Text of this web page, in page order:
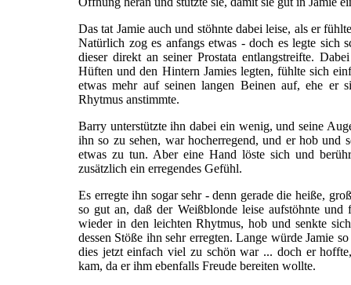
Das tat Jamie auch und stöhnte dabei leise, als er
Natürlich zog es anfangs etwas - doch es legte sich
dieser direkt an seiner Prostata entlangstreifte.
Hüften und den Hintern Jamies legten, fühlte sich
etwas mehr auf seinen langen Beinen auf, ehe er
Rhytmus anstimmte.
Barry unterstützte ihn dabei ein wenig, und seine
ihn so zu sehen, war hocherregend, und er hob und
etwas zu tun. Aber eine Hand löste sich und
zusätzlich ein erregendes Gefühl.
Es erregte ihn sogar sehr - denn gerade die heiße,
so gut an, daß der Weißblonde leise aufstöhnte
wieder in den leichten Rhytmus, hob und senkte
dessen Stöße ihn sehr erregten. Lange würde Jamie
dies jetzt einfach viel zu schön war ... doch er
kam, da er ihm ebenfalls Freude bereiten wollte.